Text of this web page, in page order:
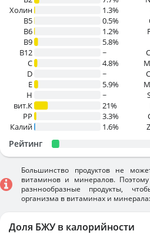
Холин
1.3%
B5
0.5%
B6
1.2%
B9
5.8%
B12
~
C
4.8%
D
~
E
5.9%
H
~
вит.К
21%
PP
3.3%
Калий
1.6%
Рейтинг
Большинство продуктов не
витаминов и минералов.
разннообразные продукты,
организма в витаминах и
Доля БЖУ в калорийности